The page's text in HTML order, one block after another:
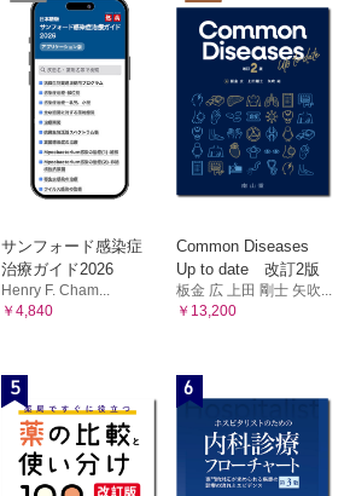
サンフォード感染症
治療ガイド2026
Henry F. Cham...
￥4,840
Common Diseases
Up to date 改訂2版
板金 広 上田 剛士 矢吹...
￥13,200
5 6